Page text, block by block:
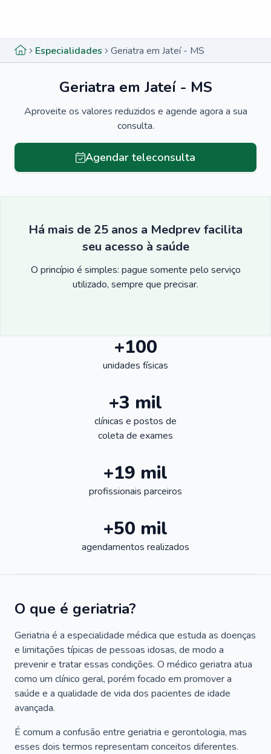
Especialidades Geriatra em Jateí - MS
Geriatra em Jateí - MS
Aproveite os valores reduzidos e agende agora a sua
consulta.
Agendar teleconsulta
Há mais de 25 anos a Medprev facilita
seu acesso à saúde
O princípio é simples: pague somente pelo serviço
utilizado, sempre que precisar.
+100
unidades físicas
+3 mil
clínicas e postos de
coleta de exames
+19 mil
profissionais parceiros
+50 mil
agendamentos realizados
O que é geriatria?
Geriatria é a especialidade médica que estuda as doenças
e limitações típicas de pessoas idosas, de modo a
prevenir e tratar essas condições. O médico geriatra atua
como um clínico geral, porém focado em promover a
saúde e a qualidade de vida dos pacientes de idade
avançada.
É comum a confusão entre geriatria e gerontologia, mas
esses dois termos representam conceitos diferentes.